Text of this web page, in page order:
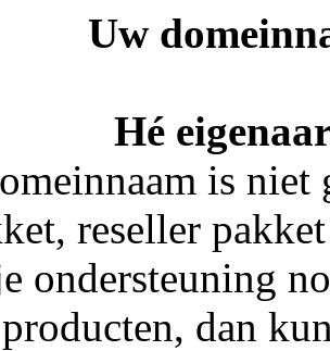
Uw
Hé
is
reseller
ondersteuning
dan